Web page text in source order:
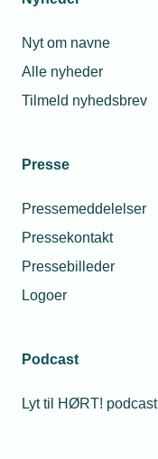
Nyt om navne
Alle nyheder
Tilmeld nyhedsbrev
Presse
Pressemeddelelser
Pressekontakt
Pressebilleder
Logoer
Podcast
Lyt til HØRT! podcast